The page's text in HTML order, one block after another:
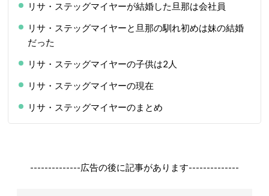
リサ・ステッグマイヤーが結婚した旦那は会社員
リサ・ステッグマイヤーと旦那の馴れ初めは妹の結婚
だった
リサ・ステッグマイヤーの子供は2人
リサ・ステッグマイヤーの現在
リサ・ステッグマイヤーのまとめ
--------------広告の後に記事があります--------------